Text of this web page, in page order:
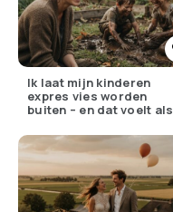
Ik laat mijn kinderen
expres vies worden
buiten – en dat voelt als